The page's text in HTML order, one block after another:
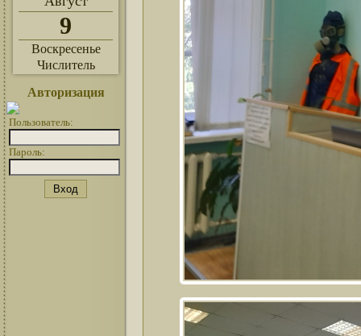
9
Воскресенье
Числитель
Авторизация
Пользователь:
Пароль: